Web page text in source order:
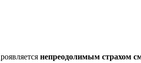
непреодолимым страхом